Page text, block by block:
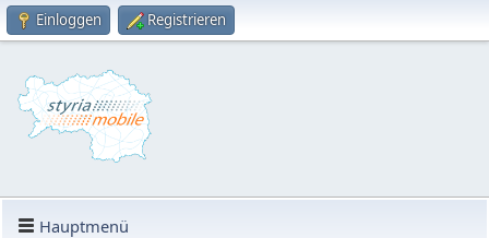
Einloggen Registrieren
Hauptmenü